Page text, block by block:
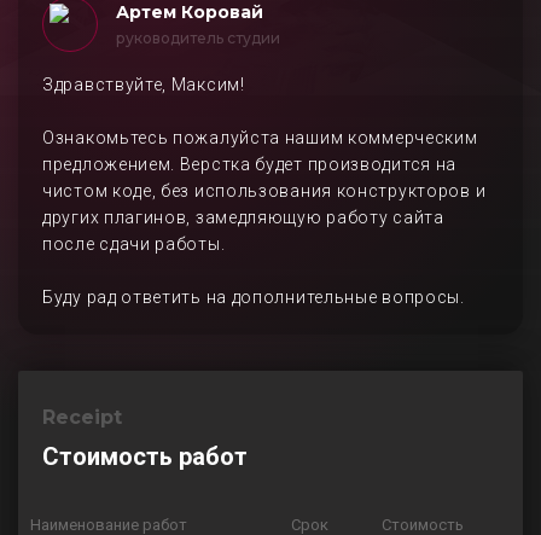
Артем Коровай
руководитель студии
Здравствуйте, Максим!
Ознакомьтесь пожалуйста нашим коммерческим
предложением. Верстка будет производится на
чистом коде, без использования конструкторов и
других плагинов, замедляющую работу сайта
после сдачи работы.
Буду рад ответить на дополнительные вопросы.
Receipt
Стоимость работ
Наименование работ Срок Стоимость